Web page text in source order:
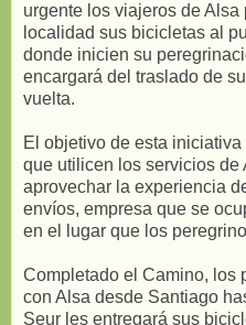
urgente los viajeros de
localidad sus bicicletas al
donde inicien su
encargará del traslado de
vuelta.
El objetivo de esta
que utilicen los servicios
aprovechar la experiencia
envíos, empresa que se
en el lugar que los
Completado el Camino, los
con Alsa desde Santiago
Seur les entregará sus